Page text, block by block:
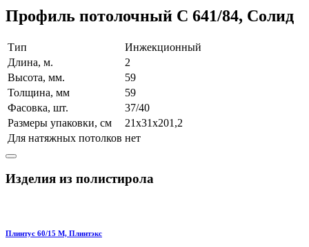
Профиль потолочный C 641/84, Солид
Тип
Инжекционный
Длина, м.
2
Высота, мм.
59
Толщина, мм
59
Фасовка, шт.
37/40
Размеры упаковки, см
21х31х201,2
Для натяжных потолков нет
Изделия из полистирола
Плинтус 60/15 M, Плинтэкс